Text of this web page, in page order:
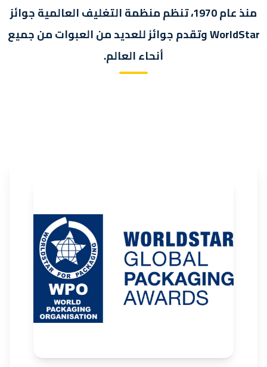
منذ عام 1970، تنظم منظمة التغليف العالمية جوائز
WorldStar وتقدم جوائز للعديد من العبوات من جميع
أنحاء العالم.